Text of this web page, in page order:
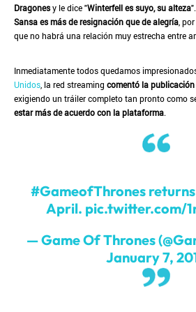
Dragonesy le dice "Winterfell es suyo, su alteza
Sansa es más de resignación que de alegría ,
que no habrá una relación muy estrecha entre
Inmediatamente todos quedamos
Unidos , la red streaming comentó la
exigiendo un tráiler completo tan pronto como
estar más de acuerdo con la plataforma.
#GameofThrones
April. pic.twitter.com/
— Game Of Thrones
January 7,